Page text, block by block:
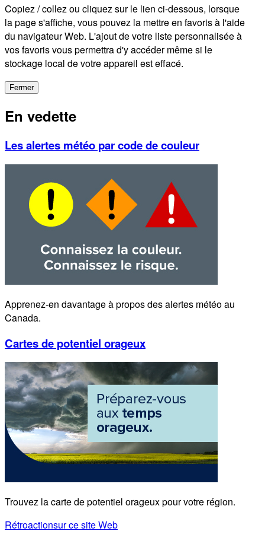
Copiez / collez ou cliquez sur le lien ci-dessous, lorsque
la page s'affiche, vous pouvez la mettre en favoris à l'aide
du navigateur Web. L'ajout de votre liste personnalisée à
vos favoris vous permettra d'y accéder même si le
stockage local de votre appareil est effacé.
Fermer
En vedette
Les alertes météo par code de couleur
Apprenez-en davantage à propos des alertes météo au
Canada.
Cartes de potentiel orageux
Trouvez la carte de potentiel orageux pour votre région.
Rétroactionsur ce site Web